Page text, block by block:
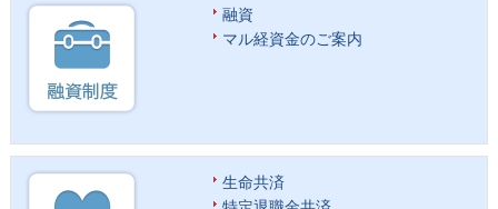
融資
マル経資金のご案内
生命共済